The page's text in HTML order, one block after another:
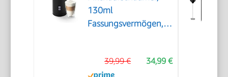
130ml
Fassungsvermögen,
Antihaftbeschichtung,
34,99 €
39,99 €